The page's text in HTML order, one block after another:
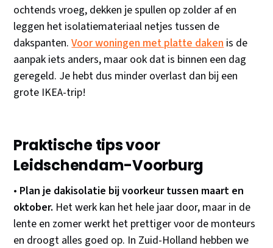
ochtends vroeg, dekken je spullen op zolder af en
leggen het isolatiemateriaal netjes tussen de
dakspanten.Voor woningen met platte dakenis de
aanpak iets anders, maar ook dat is binnen een dag
geregeld. Je hebt dus minder overlast dan bij een
grote IKEA-trip!
Praktische tips voor
Leidschendam-Voorburg
• Plan je dakisolatie bij voorkeur tussen maart en
oktober. Het werk kan het hele jaar door, maar in de
lente en zomer werkt het prettiger voor de monteurs
en droogt alles goed op. In Zuid-Holland hebben we